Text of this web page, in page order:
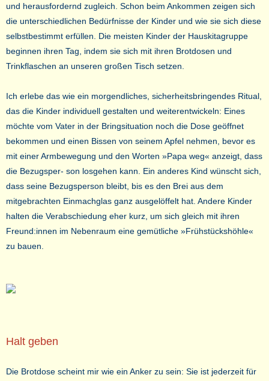
und herausfordernd zugleich. Schon beim Ankommen zeigen sich
die unterschiedlichen Bedürfnisse der Kinder und wie sie sich diese
selbstbestimmt erfüllen. Die meisten Kinder der Hauskitagruppe
beginnen ihren Tag, indem sie sich mit ihren Brotdosen und
Trinkflaschen an unseren großen Tisch setzen.
Ich erlebe das wie ein morgendliches, sicherheitsbringendes Ritual,
das die Kinder individuell gestalten und weiterentwickeln: Eines
möchte vom Vater in der Bringsituation noch die Dose geöffnet
bekommen und einen Bissen von seinem Apfel nehmen, bevor es
mit einer Armbewegung und den Worten »Papa weg« anzeigt, dass
die Bezugsper- son losgehen kann. Ein anderes Kind wünscht sich,
dass seine Bezugsperson bleibt, bis es den Brei aus dem
mitgebrachten Einmachglas ganz ausgelöffelt hat. Andere Kinder
halten die Verabschiedung eher kurz, um sich gleich mit ihren
Freund:innen im Nebenraum eine gemütliche »Frühstückshöhle«
zu bauen.
Halt geben
Die Brotdose scheint mir wie ein Anker zu sein: Sie ist jederzeit für